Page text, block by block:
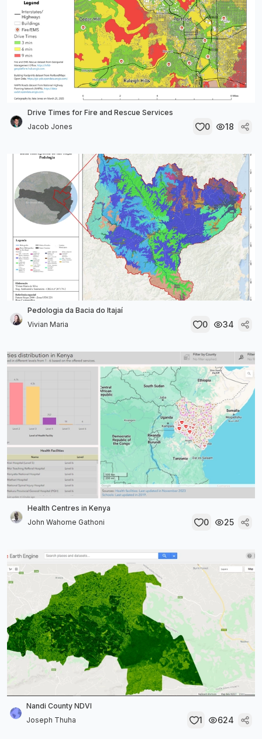
Drive Times for Fire and Rescue Services
Jacob Jones
0 18
Pedologia da Bacia do Itajaí
Vivian Maria
0 34
Health Centres in Kenya
John Wahome Gathoni
0 25
Nandi County NDVI
Joseph Thuha
1 624